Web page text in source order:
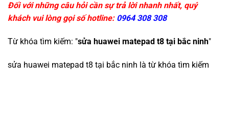
Đối với những câu hỏi cần sự trả lời nhanh nhất, quý
khách vui lòng gọi số hotline: 0964 308 308
Từ khóa tìm kiếm: "sửa huawei matepad t8 tại bắc ninh"
sửa huawei matepad t8 tại bắc ninh là từ khóa tìm kiếm